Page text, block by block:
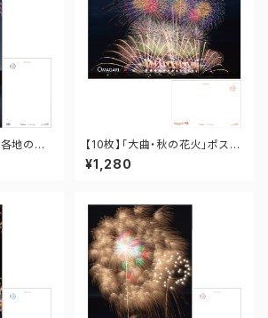
各地の花
【10枚】「大曲・秋の花火」ポスト
カード PO-OM-021
¥1,280